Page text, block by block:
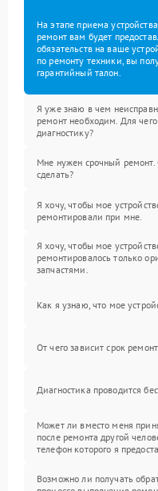
На этапе приема
ремонт вам будет
обязательств на ваше
по ремонту техники, вы
гарантийный талон.
Я уже знаю в чем
ремонт необходим. Для
диагностику?
Мне нужен срочный
сделать?
Я хочу, чтобы мое
ремонтировали при мне.
Я хочу, чтобы мое
ремонтировалось только
запчастями.
Как я узнаю, что мое
От чего зависит срок
Диагностика проводится
Может ли вместо меня
после ремонта другой
телефон которого я
Возможно ли получать